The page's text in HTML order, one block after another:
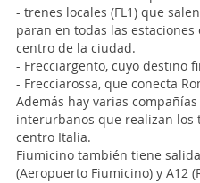
- trenes locales (FL1) que
paran en todas las
centro de la ciudad.
- Frecciargento, cuyo destino
- Frecciarossa, que conecta
Además hay varias
interurbanos que realizan los
centro Italia.
Fiumicino también tiene
(Aeropuerto Fiumicino) y A12